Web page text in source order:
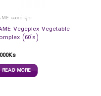
ဆေးဝါးများ
Vegeplex Vegetable
(60`s)
Ks
READ MORE